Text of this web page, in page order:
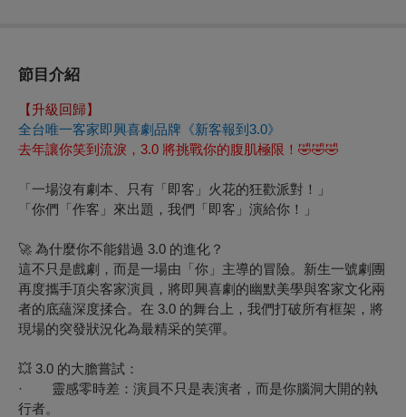
節目介紹
【升級回歸】
全台唯一客家即興喜劇品牌 《新客報到 3.0》
去年讓你笑到流淚， 3.0 將挑戰你的腹肌極限！ 🤣🤣🤣
「一場沒有劇本、只有「即客」火花的狂歡派對！
」
「你們「作客」來出題，我們「即客」演給你！」
🚀 為什麼你不能錯過 3.0 的進化？
這不只是戲劇，而是一場由「你」主導的冒險。新生一號劇團
再度攜手頂尖客家演員，將即興喜劇的幽默美學與客家文化兩
者的底蘊深度揉合。在 3.0 的舞台上，我們打破所有框架，將
現場的突發狀況化為最精采的笑彈。
💥 3.0 的大膽嘗試：
· 靈感零時差：演員不只是表演者，而是你腦洞大開的執
行者。